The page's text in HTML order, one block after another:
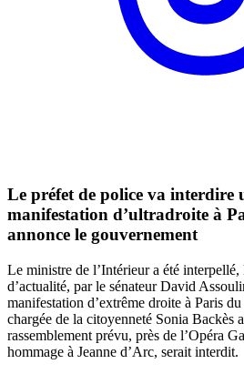
Le préfet de police va interdire
manifestation d’ultradroite à
annonce le gouvernement
Le ministre de l’Intérieur a été interpellé,
d’actualité, par le sénateur David
manifestation d’extrême droite à Paris
chargée de la citoyenneté Sonia Backès
rassemblement prévu, près de l’Opéra
hommage à Jeanne d’Arc, serait interdit.